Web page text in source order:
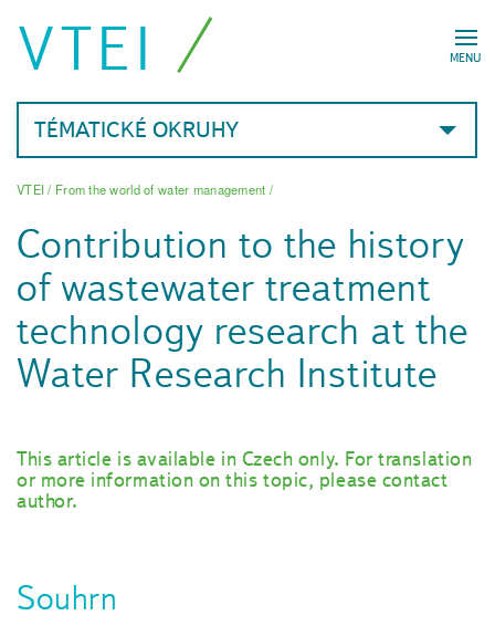
MENU
VTEI
TÉMATICKÉ OKRUHY
VTEI/ From the world of water management /
Contribution to the history
of wastewater treatment
technology research at the
Water Research Institute
This article is available in Czech only. For translation
or more information on this topic, please contact
author.
Souhrn